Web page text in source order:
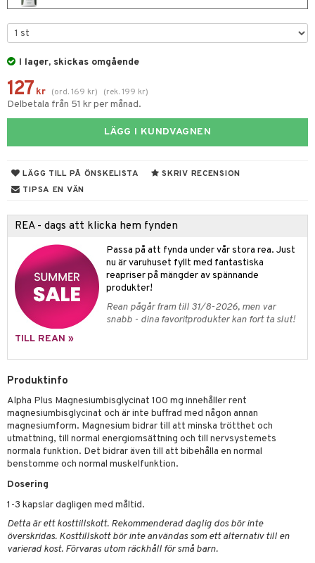
I lager, skickas omgående
127 kr (ord.169 kr) (rek.199 kr)
Delbetala från 51 kr per månad.
LÄGG I KUNDVAGNEN
LÄGG TILL PÅ ÖNSKELISTA
SKRIV RECENSION
TIPSA EN VÄN
REA - dags att klicka hem fynden
Passa på att fynda under vår stora rea. Just
nu är varuhuset fyllt med fantastiska
reapriser på mängder av spännande
produkter!
Rean pågår fram till 31/8-2026, men var
snabb - dina favoritprodukter kan fort ta slut!
TILL REAN »
Produktinfo
Alpha Plus Magnesiumbisglycinat 100 mg innehåller rent
magnesiumbisglycinat och är inte buffrad med någon annan
magnesiumform. Magnesium bidrar till att minska trötthet och
utmattning, till normal energiomsättning och till nervsystemets
normala funktion. Det bidrar även till att bibehålla en normal
benstomme och normal muskelfunktion.
Dosering
1-3 kapslar dagligen med måltid.
Detta är ett kosttillskott. Rekommenderad daglig dos bör inte
överskridas. Kosttillskott bör inte användas som ett alternativ till en
varierad kost. Förvaras utom räckhåll för små barn.
& nötter
& buljong
& oro
& avgiftning
fot
K